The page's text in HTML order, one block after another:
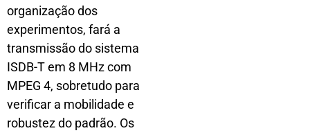
organização dos
experimentos, fará a
transmissão do sistema
ISDB-T em 8 MHz com
MPEG 4, sobretudo para
verificar a mobilidade e
robustez do padrão. Os